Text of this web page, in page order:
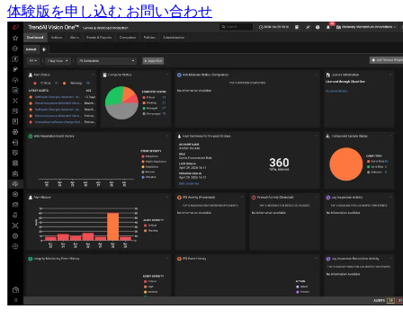
体験版を申し込む お問い合わせ